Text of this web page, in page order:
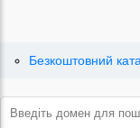
Безкоштовний